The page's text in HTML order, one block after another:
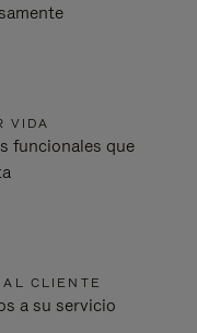
VIDA
funcionales que
CLIENTE
a su servicio